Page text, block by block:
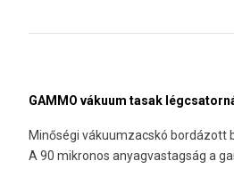
GAMMO vákuum tasak
Minőségi vákuumzacskó bordázott
A 90 mikronos anyagvastagság a